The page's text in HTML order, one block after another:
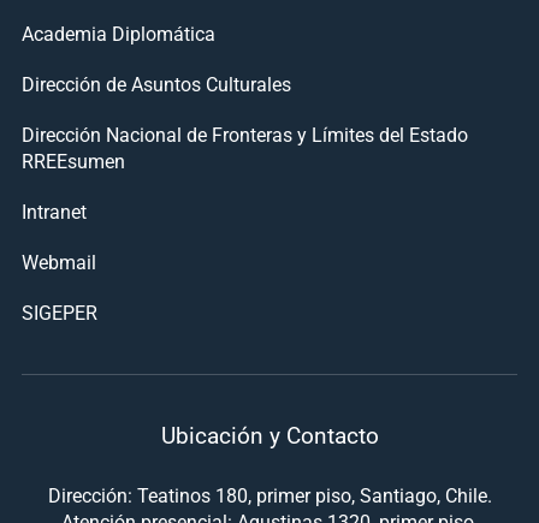
Academia Diplomática
Dirección de Asuntos Culturales
Dirección Nacional de Fronteras y Límites del Estado
RREEsumen
Intranet
Webmail
SIGEPER
Ubicación y Contacto
Dirección: Teatinos 180, primer piso, Santiago, Chile.